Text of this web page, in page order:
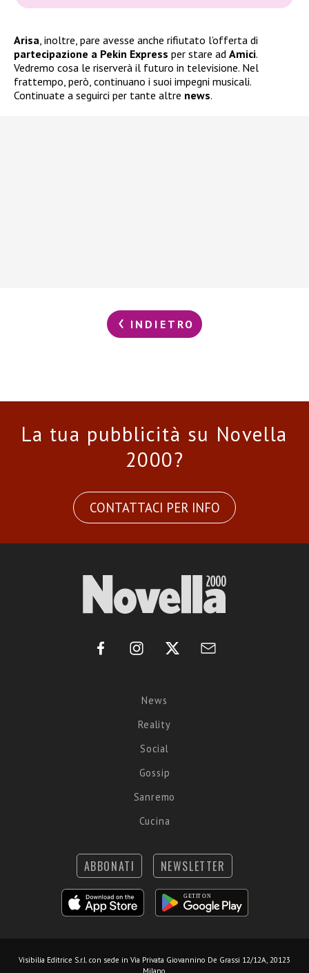
Arisa , inoltre, pare avesse anche rifiutato l’offerta di
partecipazione a Pekin Express per stare ad Amici.
Vedremo cosa le riserverà il futuro in televisione. Nel
frattempo, però, continuano i suoi impegni musicali.
Continuate a seguirci per tante altre news.
INDIETRO
La tua pubblicità su Novella
2000?
CONTATTACI PER INFO
News
Reality
Social
Gossip
Sanremo
Cucina
ABBONATI NEWSLETTER
Visibilia Editrice S.r.l. con sede in Via Privata Giovannino De Grassi 12/12A, 20123
Milano.